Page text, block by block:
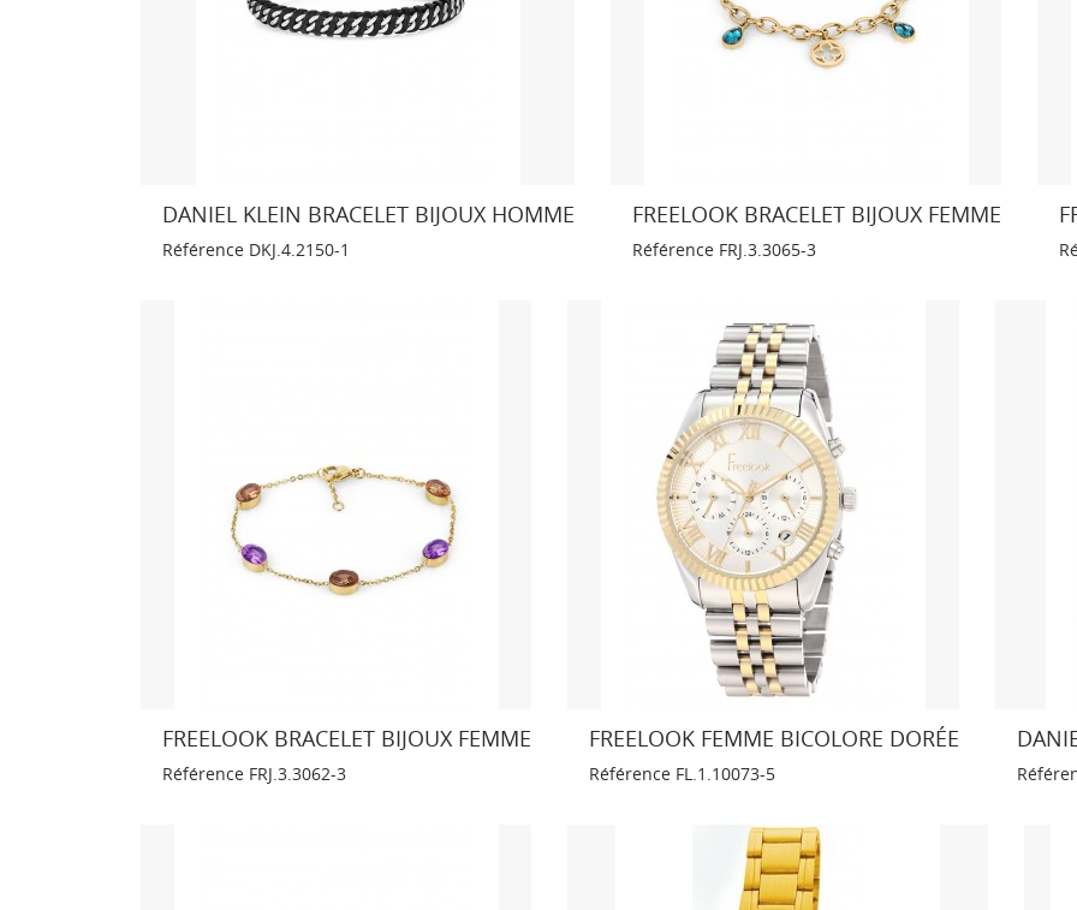
DANIEL KLEIN BRACELET BIJOUX HOMME
Référence DKJ.4.2150-1
FREELOOK BRACELET BIJOUX FEMME
Référence FRJ.3.3065-3
FREELOOK BRACELET BIJOUX FEMME
Référence FRJ.3.3062-3
FREELOOK FEMME BICOLORE DORÉE
Référence FL.1.10073-5